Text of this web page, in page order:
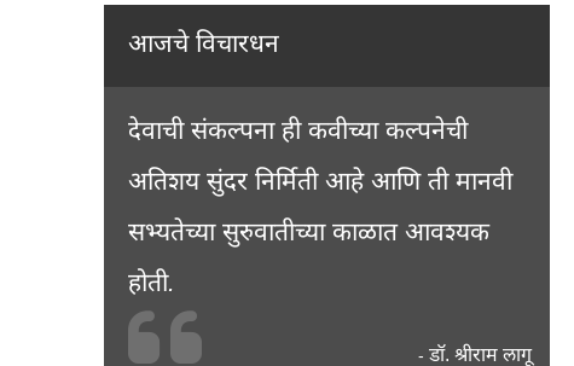
आजचे विचारधन
देवाची संकल्पना ही कवीच्या कल्पनेची
अतिशय सुंदर निर्मिती आहे आणि ती मानवी
सभ्यतेच्या सुरुवातीच्या काळात आवश्यक
होती.
- डॉ. श्रीराम लागू